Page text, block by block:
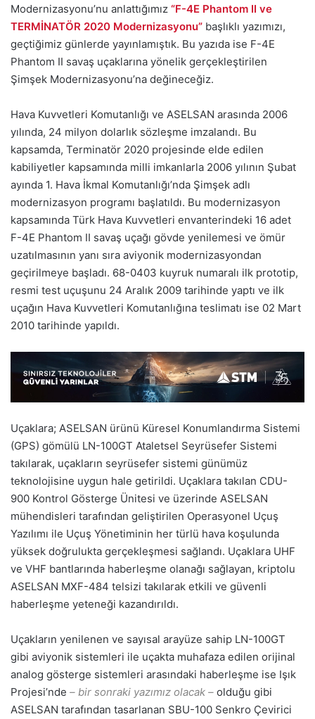
Modernizasyonu’nu anlattığımız “F-4E Phantom II ve
TERMİNATÖR 2020 Modernizasyonu” başlıklı yazımızı,
geçtiğimiz günlerde yayınlamıştık. Bu yazıda ise F-4E
Phantom II savaş uçaklarına yönelik gerçekleştirilen
Şimşek Modernizasyonu’na değineceğiz.
Hava Kuvvetleri Komutanlığı ve ASELSAN arasında 2006
yılında, 24 milyon dolarlık sözleşme imzalandı. Bu
kapsamda, Terminatör 2020 projesinde elde edilen
kabiliyetler kapsamında milli imkanlarla 2006 yılının Şubat
ayında 1. Hava İkmal Komutanlığı’nda Şimşek adlı
modernizasyon programı başlatıldı. Bu modernizasyon
kapsamında Türk Hava Kuvvetleri envanterindeki 16 adet
F-4E Phantom II savaş uçağı gövde yenilemesi ve ömür
uzatılmasının yanı sıra aviyonik modernizasyondan
geçirilmeye başladı. 68-0403 kuyruk numaralı ilk prototip,
resmi test uçuşunu 24 Aralık 2009 tarihinde yaptı ve ilk
uçağın Hava Kuvvetleri Komutanlığına teslimatı ise 02 Mart
2010 tarihinde yapıldı.
Uçaklara; ASELSAN ürünü Küresel Konumlandırma Sistemi
(GPS) gömülü LN-100GT Ataletsel Seyrüsefer Sistemi
takılarak, uçakların seyrüsefer sistemi günümüz
teknolojisine uygun hale getirildi. Uçaklara takılan CDU-
900 Kontrol Gösterge Ünitesi ve üzerinde ASELSAN
mühendisleri tarafından geliştirilen Operasyonel Uçuş
Yazılımı ile Uçuş Yönetiminin her türlü hava koşulunda
yüksek doğrulukta gerçekleşmesi sağlandı. Uçaklara UHF
ve VHF bantlarında haberleşme olanağı sağlayan, kriptolu
ASELSAN MXF-484 telsizi takılarak etkili ve güvenli
haberleşme yeteneği kazandırıldı.
Uçakların yenilenen ve sayısal arayüze sahip LN-100GT
gibi aviyonik sistemleri ile uçakta muhafaza edilen orijinal
analog gösterge sistemleri arasındaki haberleşme ise Işık
Projesi’nde – bir sonraki yazımız olacak – olduğu gibi
ASELSAN tarafından tasarlanan SBU-100 Senkro Çevirici